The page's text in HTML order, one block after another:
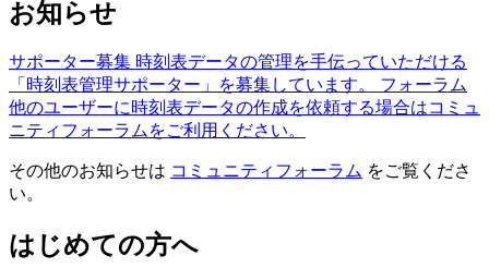
お知らせ
サポーター募集 時刻表データの管理を手伝っていただける
「時刻表管理サポーター」を募集しています。
フォーラム
他のユーザーに時刻表データの作成を依頼する場合はコミュ
ニティフォーラムをご利用ください。
その他のお知らせは コミュニティフォーラム をご覧くださ
い。
はじめての方へ